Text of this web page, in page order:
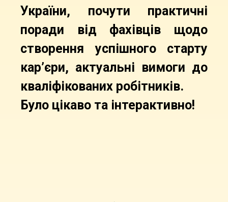
України, почути практичні
поради від фахівців щодо
створення успішного старту
кар’єри, актуальні вимоги до
кваліфікованих робітників.
Було цікаво та інтерактивно!